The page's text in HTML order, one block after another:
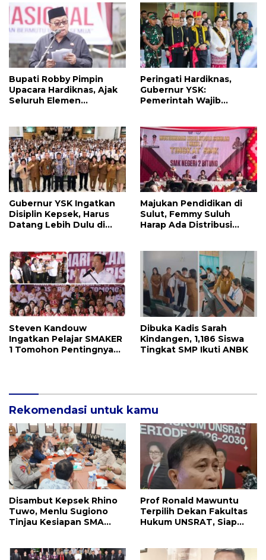
Bupati Robby Pimpin
Upacara Hardiknas, Ajak
Seluruh Elemen
Peringati Hardiknas,
Gubernur YSK:
Pemerintah Wajib
Anak Bangsa
Gubernur YSK Ingatkan
Disiplin Kepsek, Harus
Datang Lebih Dulu di
Majukan Pendidikan di
Sulut, Femmy Suluh
Harap Ada Distribusi
Steven Kandouw
Ingatkan Pelajar SMAKER
1 Tomohon Pentingnya
Dibuka Kadis Sarah
Kindangen, 1,186 Siswa
Tingkat SMP Ikuti ANBK
Rekomendasi untuk kamu
Disambut Kepsek Rhino
Tuwo, Menlu Sugiono
Tinjau Kesiapan SMA
Arahannya
Prof Ronald Mawuntu
Terpilih Dekan Fakultas
Hukum UNSRAT, Siap